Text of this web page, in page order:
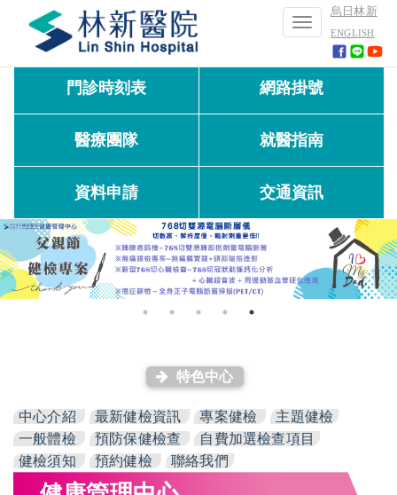
烏日林新
ENGLISH
Toggle
navigation
門診時刻表 網路掛號
醫療團隊 就醫指南
資料申請 交通資訊
特色中心
中心介紹 最新健檢資訊 專案健檢
主題健檢
一般體檢
預防保健檢查
自費加選檢查項目
健檢須知
預約健檢 聯絡我們